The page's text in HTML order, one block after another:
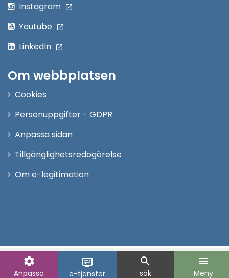
settings
Anpassa
display_settings
e-tjänster
search
sök
menu
Meny
Instagram
Youtube
LinkedIn
Om webbplatsen
Cookies
Personuppgifter - GDPR
Anpassa sidan
Tillgänglighetsredogörelse
Om e-legitimation